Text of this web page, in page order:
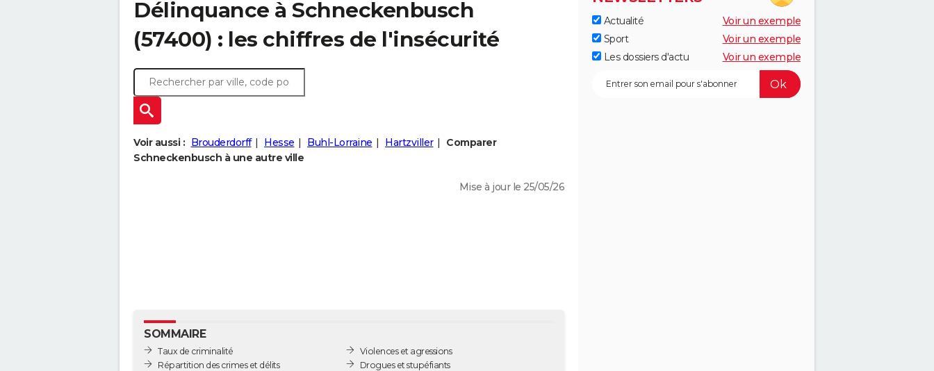
Délinquance à Schneckenbusch
(57400) : les chiffres de l'insécurité
Voir aussi : Brouderdorff Hesse Buhl-Lorraine Hartzviller
Comparer
Schneckenbusch à une autre ville
Mise à jour le 25/05/26
SOMMAIRE
Taux de criminalité
Répartition des crimes et délits
Violences et agressions
Drogues et stupéfiants
Actualité
Voir un exemple
Sport
Voir un exemple
Les dossiers d'actu
Voir un exemple